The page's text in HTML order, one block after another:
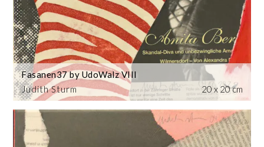
Judith Sturm
Fasanen37 by UdoWalz VIII
20 x 20 cm